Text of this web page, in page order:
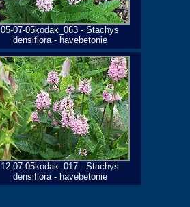
05-07-05kodak_063 - Stachys
densiflora - havebetonie
12-07-05kodak_017 - Stachys
densiflora - havebetonie